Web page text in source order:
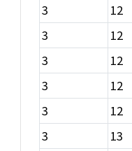
3
12
3
12
3
12
3
12
3
12
3
13